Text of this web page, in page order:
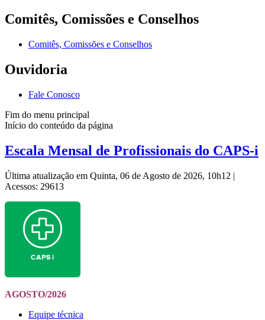
Comitês, Comissões e Conselhos
Comitês, Comissões e Conselhos
Ouvidoria
Fale Conosco
Fim do menu principal
Início do conteúdo da página
Escala Mensal de Profissionais do CAPS-i
Última atualização em Quinta, 06 de Agosto de 2026, 10h12 |
Acessos: 29613
AGOSTO/2026
Equipe técnica